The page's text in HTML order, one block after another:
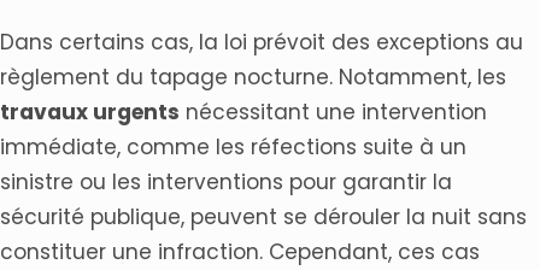
Dans certains cas, la loi prévoit des exceptions au
règlement du tapage nocturne. Notamment, les
travaux urgents nécessitant une intervention
immédiate, comme les réfections suite à un
sinistre ou les interventions pour garantir la
sécurité publique, peuvent se dérouler la nuit sans
constituer une infraction. Cependant, ces cas